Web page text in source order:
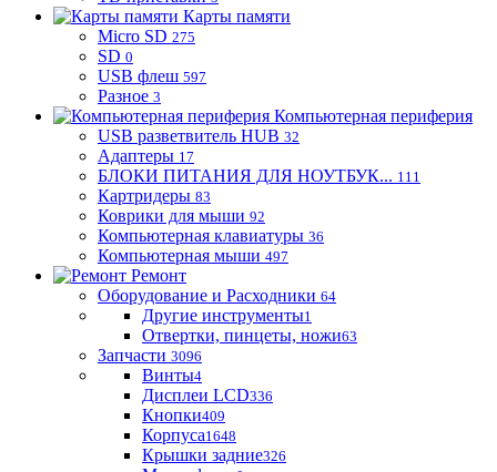
Карты памяти
Micro SD 275
SD 0
USB флеш 597
Разное 3
Компьютерная периферия
USB разветвитель HUB 32
Адаптеры 17
БЛОКИ ПИТАНИЯ ДЛЯ НОУТБУК... 111
Картридеры 83
Коврики для мыши 92
Компьютерная клавиатуры 36
Компьютерная мыши 497
Ремонт
Оборудование и Расходники 64
Другие инструменты1
Отвертки, пинцеты, ножи63
Запчасти 3096
Винты4
Дисплеи LCD336
Кнопки409
Корпуса1648
Крышки задние326